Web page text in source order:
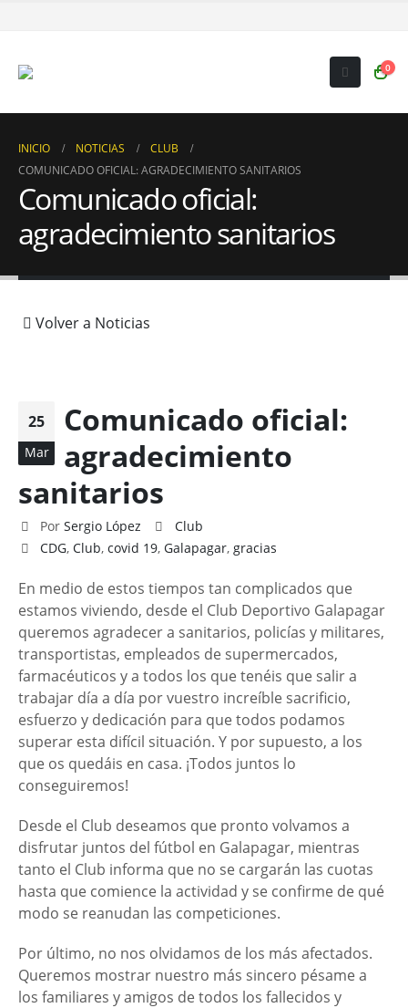
0
INICIO NOTICIAS
CLUB
COMUNICADO OFICIAL: AGRADECIMIENTO SANITARIOS
Comunicado oficial:
agradecimiento sanitarios
Volver a Noticias
25
Mar
Comunicado oficial:
agradecimiento
sanitarios
Por Sergio López
Club
CDG,Club,covid 19,Galapagar,gracias
En medio de estos tiempos tan complicados que
estamos viviendo, desde el Club Deportivo Galapagar
queremos agradecer a sanitarios, policías y militares,
transportistas, empleados de supermercados,
farmacéuticos y a todos los que tenéis que salir a
trabajar día a día por vuestro increíble sacrificio,
esfuerzo y dedicación para que todos podamos
superar esta difícil situación. Y por supuesto, a los
que os quedáis en casa. ¡Todos juntos lo
conseguiremos!
Desde el Club deseamos que pronto volvamos a
disfrutar juntos del fútbol en Galapagar, mientras
tanto el Club informa que no se cargarán las cuotas
hasta que comience la actividad y se confirme de qué
modo se reanudan las competiciones.
Por último, no nos olvidamos de los más afectados.
Queremos mostrar nuestro más sincero pésame a
los familiares y amigos de todos los fallecidos y